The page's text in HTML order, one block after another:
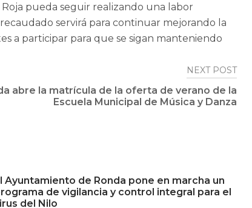
pueda seguir realizando una labor
servirá para continuar mejorando la
a participar para que se sigan manteniendo
NEXT POST
abre la matrícula de la oferta de verano de la
Escuela Municipal de Música y Danza
Ayuntamiento de Ronda pone en marcha un
de vigilancia y control integral para el
del Nilo